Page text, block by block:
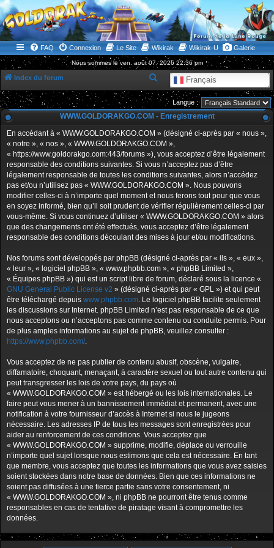
WWW.GOLDORAKGO.COM
le site de la Lune Rouge
FAQ Connexion Le Site Wikirak Wikirak-U Galerie
Nous sommes le ven. août 07, 2026 22:36 pm
Index du forum Français
e
c
h
e
c
h
e
r
Langue :
WWW.GOLDORAKGO.COM - Enregistrement
En accédant à « WWW.GOLDORAKGO.COM » (désigné ci-après par « nous »,
« notre », « nos », « WWW.GOLDORAKGO.COM »,
« https://www.goldorakgo.com:443/forums »), vous acceptez d’être légalement
responsable des conditions suivantes. Si vous n’acceptez pas d’être
légalement responsable de toutes les conditions suivantes, alors n’accédez
pas et/ou n’utilisez pas « WWW.GOLDORAKGO.COM ». Nous pouvons
modifier celles-ci à n’importe quel moment et nous ferons tout pour que vous
en soyez informé, bien qu’il soit prudent de vérifier régulièrement celles-ci par
vous-même. Si vous continuez d’utiliser « WWW.GOLDORAKGO.COM » alors
que des changements ont été effectués, vous acceptez d’être légalement
responsable des conditions découlant des mises à jour et/ou modifications.
Nos forums sont développés par phpBB (désigné ci-après par « ils », « eux »,
« leur », « logiciel phpBB », « www.phpbb.com », « phpBB Limited »,
« Équipes phpBB ») qui est un script libre de forum, déclaré sous la licence «
GNU General Public License v2 » (désigné ci-après par « GPL ») et qui peut
être téléchargé depuis www.phpbb.com. Le logiciel phpBB facilite seulement
les discussions sur Internet. phpBB Limited n’est pas responsable de ce que
nous acceptons ou n’acceptons pas comme contenu ou conduite permis. Pour
de plus amples informations au sujet de phpBB, veuillez consulter :
https://www.phpbb.com/.
Vous acceptez de ne pas publier de contenu abusif, obscène, vulgaire,
diffamatoire, choquant, menaçant, à caractère sexuel ou tout autre contenu qui
peut transgresser les lois de votre pays, du pays où
« WWW.GOLDORAKGO.COM » est hébergé ou les lois internationales. Le
faire peut vous mener à un bannissement immédiat et permanent, avec une
notification à votre fournisseur d’accès à Internet si nous le jugeons
nécessaire. Les adresses IP de tous les messages sont enregistrées pour
aider au renforcement de ces conditions. Vous acceptez que
« WWW.GOLDORAKGO.COM » supprime, modifie, déplace ou verrouille
n’importe quel sujet lorsque nous estimons que cela est nécessaire. En tant
que membre, vous acceptez que toutes les informations que vous avez saisies
soient stockées dans notre base de données. Bien que ces informations ne
soient pas diffusées à une tierce partie sans votre consentement, ni
« WWW.GOLDORAKGO.COM », ni phpBB ne pourront être tenus comme
responsables en cas de tentative de piratage visant à compromettre les
données.